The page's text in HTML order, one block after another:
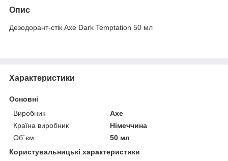
Опис
Дезодорант-стік Axe Dark Temptation 50 мл
Характеристики
Основні
Виробник
Axe
Країна виробник
Німеччина
Об`єм
50 мл
Користувальницькі характеристики